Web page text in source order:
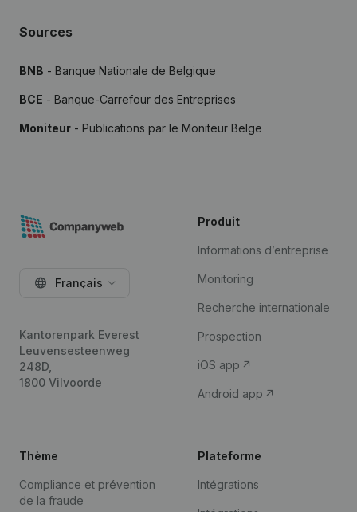
Sources
BNB - Banque Nationale de Belgique
BCE - Banque-Carrefour des Entreprises
Moniteur - Publications par le Moniteur Belge
Français
Kantorenpark Everest
Leuvensesteenweg
248D,
1800 Vilvoorde
Produit
Informations d’entreprise
Monitoring
Recherche internationale
Prospection
iOS app
Android app
Thème
Compliance et prévention
de la fraude
Plateforme
Intégrations